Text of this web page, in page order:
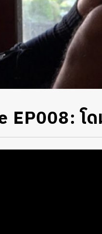
EP008: โ